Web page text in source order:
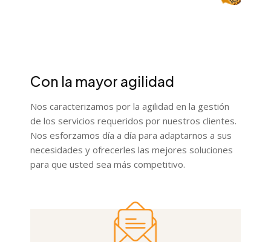
Con la mayor agilidad
Nos caracterizamos por la agilidad en la gestión
de los servicios requeridos por nuestros clientes.
Nos esforzamos día a día para adaptarnos a sus
necesidades y ofrecerles las mejores soluciones
para que usted sea más competitivo.